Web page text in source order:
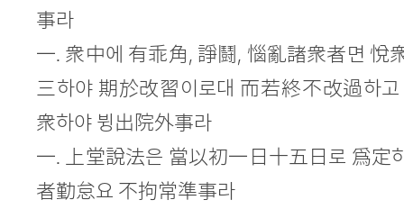
事라
一. 衆中에 有乖角, 諍鬪, 惱亂諸衆者면 悅
三하야 期於改習이로대 而若終不改過하
衆하야 뷩出院外事라
一. 上堂說法은 當以初一日十五日로 爲定
者勤怠요 不拘常準事라